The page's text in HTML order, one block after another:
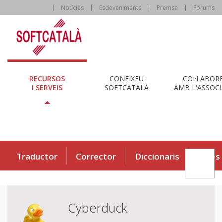
Notícies Esdeveniments Premsa Fòrums
RECURSOS
I SERVEIS
CONEIXEU
SOFTCATALÀ
AMB
Traductor Corrector Diccionaris Eines
Cyberduck